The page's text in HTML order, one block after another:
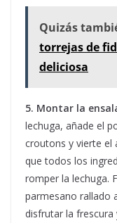
Quizás
torrejas de
deliciosa
5. Montar la
lechuga, añade el
croutons y vierte el
que todos los
romper la lechuga.
parmesano rallado
disfrutar la